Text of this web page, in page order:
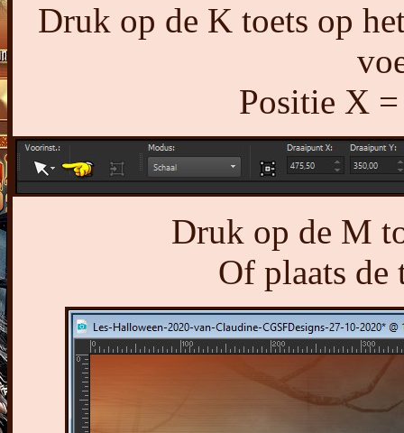
Druk op de K toets op
Positie X
Druk op de M
Of plaats de